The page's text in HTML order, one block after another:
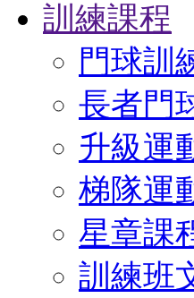
訓練課程
門球訓
長者門
升級運
梯隊運
星章課
訓練班